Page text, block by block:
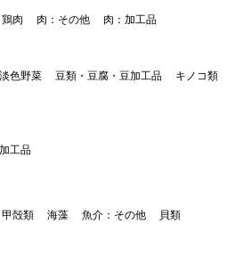
鶏肉 肉：その他 肉：加工品
淡色野菜 豆類・豆腐・豆加工品
キノコ類
工品
甲殻類 海藻 魚介：その他 貝類